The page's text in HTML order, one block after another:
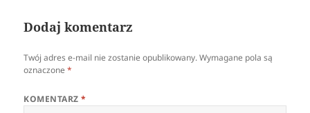
Dodaj komentarz
Twój adres e-mail nie zostanie opublikowany. Wymagane pola są
oznaczone*
KOMENTARZ*